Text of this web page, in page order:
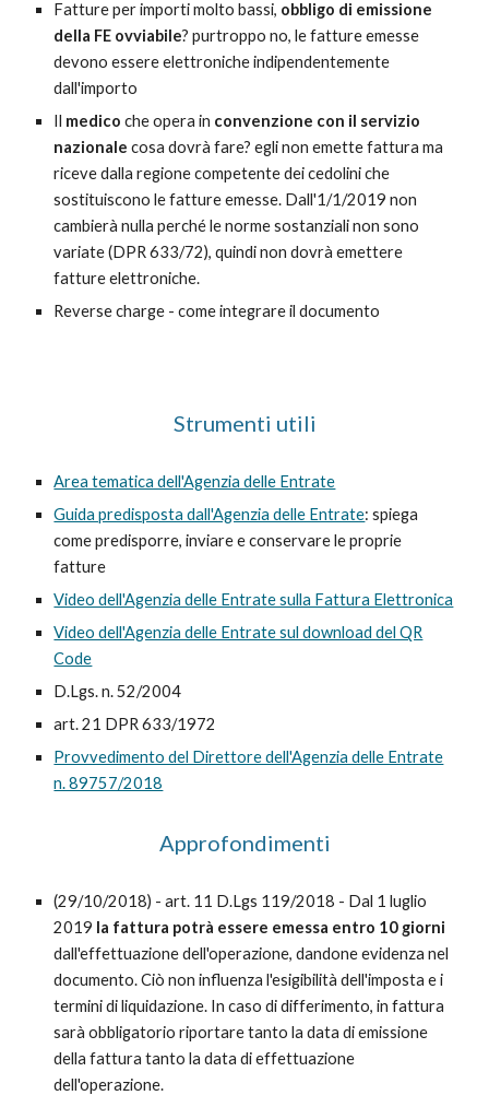
Fatture per importi molto bassi, obbligo di emissione
della FE ovviabile? purtroppo no, le fatture emesse
devono essere elettroniche indipendentemente
dall'importo
Il medicoche opera in convenzione con il servizio
nazionalecosa dovrà fare? egli non emette fattura ma
riceve dalla regione competente dei cedolini che
sostituiscono le fatture emesse. Dall'1/1/2019 non
cambierà nulla perché le norme sostanziali non sono
variate (DPR 633/72), quindi non dovrà emettere
fatture elettroniche.
Reverse charge - come integrare il documento
Strumenti utili
Area tematica dell'Agenzia delle Entrate
Guida predisposta dall'Agenzia delle Entrate: spiega
come predisporre, inviare e conservare le proprie
fatture
Video dell'Agenzia delle Entrate sulla Fattura Elettronica
Video dell'Agenzia delle Entrate sul download del QR
Code
D.Lgs. n. 52/2004
art. 21 DPR 633/1972
Provvedimento del Direttore dell'Agenzia delle Entrate
n. 89757/2018
Approfondimenti
(29/10/2018) - art. 11 D.Lgs 119/2018 - Dal 1 luglio
2019 la fattura potrà essere emessa entro 10 giorni
dall'effettuazione dell'operazione, dandone evidenza nel
documento. Ciò non influenza l'esigibilità dell'imposta e i
termini di liquidazione. In caso di differimento, in fattura
sarà obbligatorio riportare tanto la data di emissione
della fattura tanto la data di effettuazione
dell'operazione.